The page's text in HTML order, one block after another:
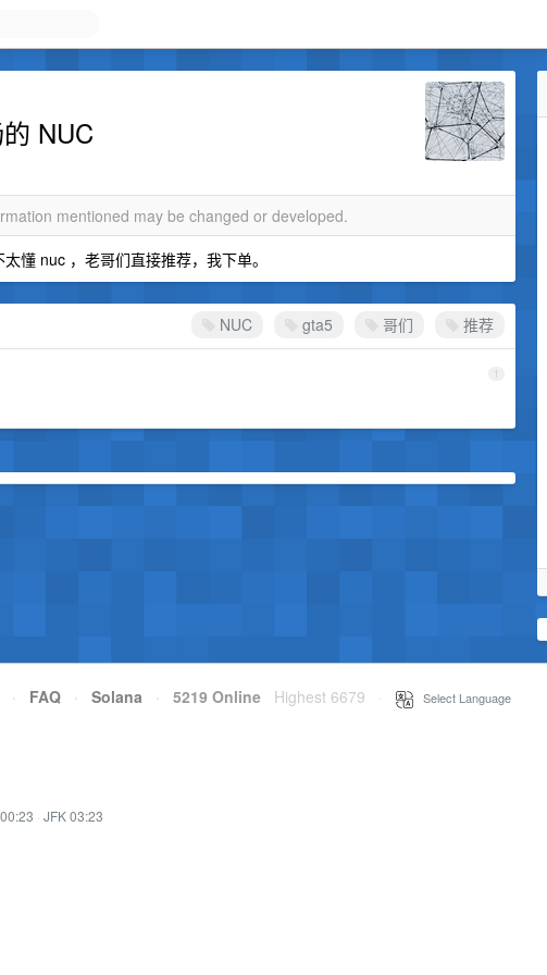
NUC
mentioned may be changed or developed.
懂 nuc ，老哥们直接推荐，我下单。
NUC gta5 哥们 推荐
1
· FAQ · Solana · 5219 Online Highest 6679 Select Language
· JFK 03:23